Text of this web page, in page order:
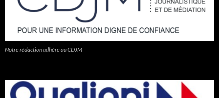
Notre rédaction adhère au CDJM